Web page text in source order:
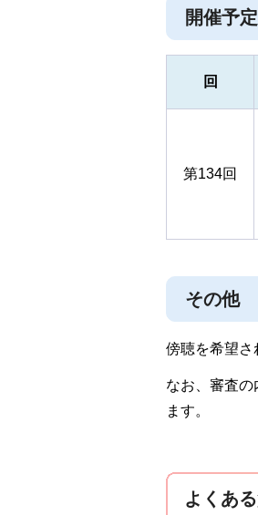
開催予定
回
第134回
その他
傍聴を希望さ
なお、審査
ます。
よくあ